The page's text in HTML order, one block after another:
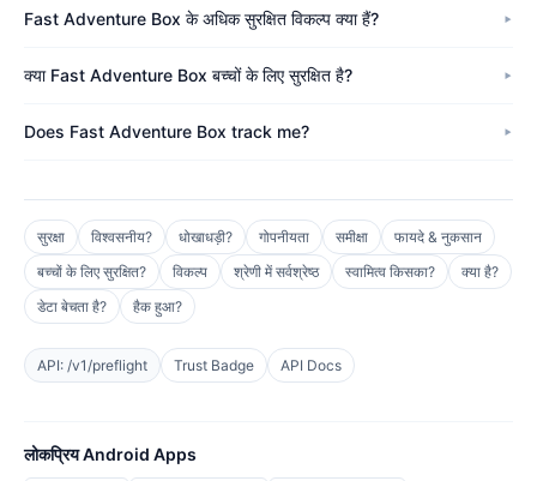
Fast Adventure Box के अधिक सुरक्षित विकल्प क्या हैं?
क्या Fast Adventure Box बच्चों के लिए सुरक्षित है?
Does Fast Adventure Box track me?
सुरक्षा विश्वसनीय? धोखाधड़ी? गोपनीयता समीक्षा
फायदे & नुकसान
बच्चों के लिए सुरक्षित?
विकल्प श्रेणी में सर्वश्रेष्ठ स्वामित्व किसका?
क्या है?
डेटा बेचता है?
हैक हुआ?
API: /v1/preflight Trust Badge API Docs
लोकप्रिय Android Apps